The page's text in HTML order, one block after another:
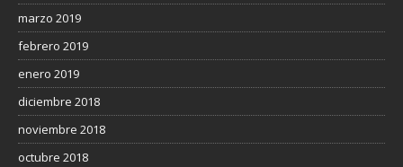
marzo 2019
febrero 2019
enero 2019
diciembre 2018
noviembre 2018
octubre 2018